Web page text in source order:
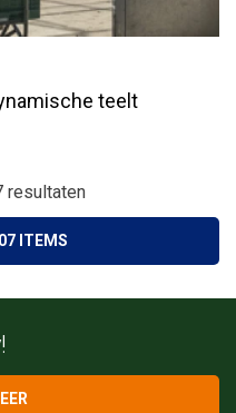
teelt
resultaten
ITEMS